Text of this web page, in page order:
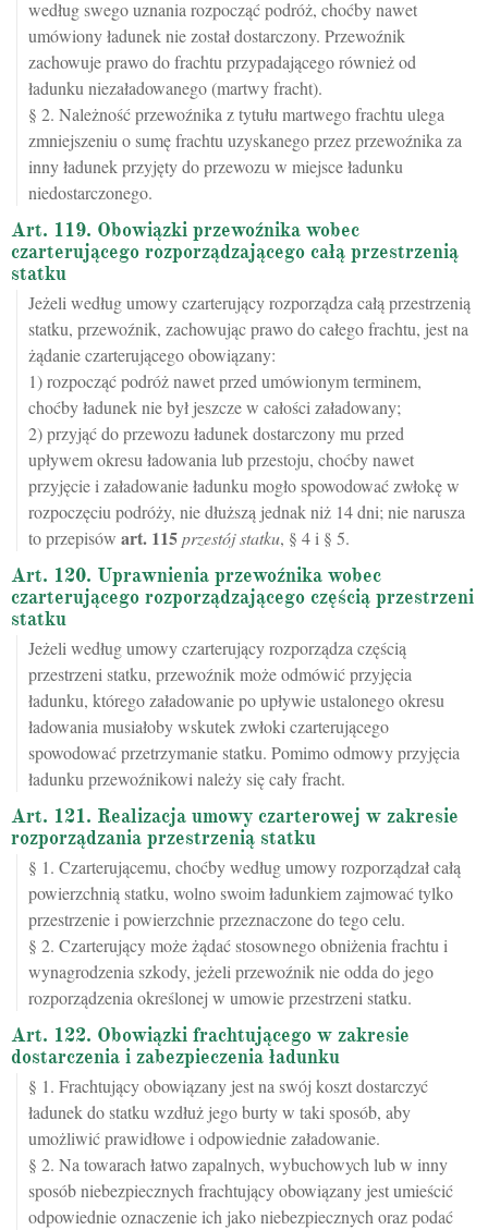
według swego uznania rozpocząć podróż, choćby nawet
umówiony ładunek nie został dostarczony. Przewoźnik
zachowuje prawo do frachtu przypadającego również od
ładunku niezaładowanego (martwy fracht).
§ 2. Należność przewoźnika z tytułu martwego frachtu ulega
zmniejszeniu o sumę frachtu uzyskanego przez przewoźnika za
inny ładunek przyjęty do przewozu w miejsce ładunku
niedostarczonego.
Art. 119. Obowiązki przewoźnika wobec
czarterującego rozporządzającego całą przestrzenią
statku
Jeżeli według umowy czarterujący rozporządza całą przestrzenią
statku, przewoźnik, zachowując prawo do całego frachtu, jest na
żądanie czarterującego obowiązany:
1) rozpocząć podróż nawet przed umówionym terminem,
choćby ładunek nie był jeszcze w całości załadowany;
2) przyjąć do przewozu ładunek dostarczony mu przed
upływem okresu ładowania lub przestoju, choćby nawet
przyjęcie i załadowanie ładunku mogło spowodować zwłokę w
rozpoczęciu podróży, nie dłuższą jednak niż 14 dni; nie narusza
to przepisów art. 115przestój statku, § 4 i § 5.
Art. 120. Uprawnienia przewoźnika wobec
czarterującego rozporządzającego częścią przestrzeni
statku
Jeżeli według umowy czarterujący rozporządza częścią
przestrzeni statku, przewoźnik może odmówić przyjęcia
ładunku, którego załadowanie po upływie ustalonego okresu
ładowania musiałoby wskutek zwłoki czarterującego
spowodować przetrzymanie statku. Pomimo odmowy przyjęcia
ładunku przewoźnikowi należy się cały fracht.
Art. 121. Realizacja umowy czarterowej w zakresie
rozporządzania przestrzenią statku
§ 1. Czarterującemu, choćby według umowy rozporządzał całą
powierzchnią statku, wolno swoim ładunkiem zajmować tylko
przestrzenie i powierzchnie przeznaczone do tego celu.
§ 2. Czarterujący może żądać stosownego obniżenia frachtu i
wynagrodzenia szkody, jeżeli przewoźnik nie odda do jego
rozporządzenia określonej w umowie przestrzeni statku.
Art. 122. Obowiązki frachtującego w zakresie
dostarczenia i zabezpieczenia ładunku
§ 1. Frachtujący obowiązany jest na swój koszt dostarczyć
ładunek do statku wzdłuż jego burty w taki sposób, aby
umożliwić prawidłowe i odpowiednie załadowanie.
§ 2. Na towarach łatwo zapalnych, wybuchowych lub w inny
sposób niebezpiecznych frachtujący obowiązany jest umieścić
odpowiednie oznaczenie ich jako niebezpiecznych oraz podać